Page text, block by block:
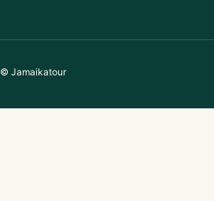
© Jamaikatour